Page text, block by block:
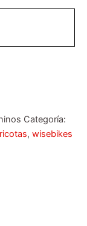
Categoría:
, wisebikes